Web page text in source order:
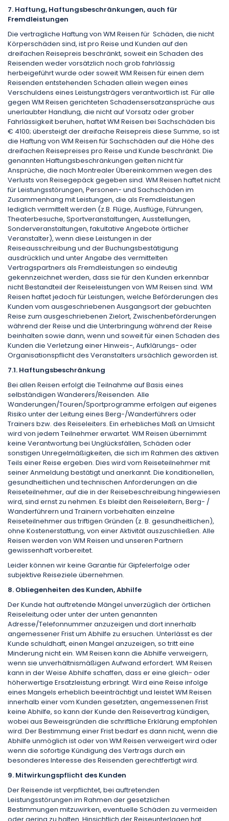
7. Haftung, Haftungsbeschränkungen, auch für
Fremdleistungen
Die vertragliche Haftung von WM Reisen für Schäden, die nicht
Körperschäden sind, ist pro Reise und Kunden auf den
dreifachen Reisepreis beschränkt, soweit ein Schaden des
Reisenden weder vorsätzlich noch grob fahrlässig
herbeigeführt wurde oder soweit WM Reisen für einen dem
Reisenden entstehenden Schaden allein wegen eines
Verschuldens eines Leistungsträgers verantwortlich ist. Für alle
gegen WM Reisen gerichteten Schadensersatzansprüche aus
unerlaubter Handlung, die nicht auf Vorsatz oder grober
Fahrlässigkeit beruhen, haftet WM Reisen bei Sachschäden bis
€ 4100; übersteigt der dreifache Reisepreis diese Summe, so ist
die Haftung von WM Reisen für Sachschäden auf die Höhe des
dreifachen Reisepreises pro Reise und Kunde beschränkt. Die
genannten Haftungsbeschränkungen gelten nicht für
Ansprüche, die nach Montrealer Übereinkommen wegen des
Verlusts von Reisegepäck gegeben sind. WM Reisen haftet nicht
für Leistungsstörungen, Personen- und Sachschäden im
Zusammenhang mit Leistungen, die als Fremdleistungen
lediglich vermittelt werden (z.B. Flüge, Ausflüge, Führungen,
Theaterbesuche, Sportveranstaltungen, Ausstellungen,
Sonderveranstaltungen, fakultative Angebote örtlicher
Veranstalter), wenn diese Leistungen in der
Reiseausschreibung und der Buchungsbestätigung
ausdrücklich und unter Angabe des vermittelten
Vertragspartners als Fremdleistungen so eindeutig
gekennzeichnet werden, dass sie für den Kunden erkennbar
nicht Bestandteil der Reiseleistungen von WM Reisen sind. WM
Reisen haftet jedoch für Leistungen, welche Beförderungen des
Kunden vom ausgeschriebenen Ausgangsort der gebuchten
Reise zum ausgeschriebenen Zielort, Zwischenbeförderungen
während der Reise und die Unterbringung während der Reise
beinhalten sowie dann, wenn und soweit für einen Schaden des
Kunden die Verletzung einer Hinweis-, Aufklärungs- oder
Organisationspflicht des Veranstalters ursächlich geworden ist.
7.1. Haftungsbeschränkung
Bei allen Reisen erfolgt die Teilnahme auf Basis eines
selbständigen Wanderers/Reisenden. Alle
Wanderungen/Touren/Sportprogramme erfolgen auf eigenes
Risiko unter der Leitung eines Berg-/Wanderführers oder
Trainers bzw. des Reiseleiters. Ein erhebliches Maß an Umsicht
wird von jedem Teilnehmer erwartet. WM Reisen übernimmt
keine Verantwortung bei Unglücksfällen, Schäden oder
sonstigen Unregelmäßigkeiten, die sich im Rahmen des aktiven
Teils einer Reise ergeben. Dies wird vom Reiseteilnehmer mit
seiner Anmeldung bestätigt und anerkannt. Die konditionellen,
gesundheitlichen und technischen Anforderungen an die
Reiseteilnehmer, auf die in der Reisebeschreibung hingewiesen
wird, sind ernst zu nehmen. Es bleibt den Reiseleitern, Berg- /
Wanderführern und Trainern vorbehalten einzelne
Reiseteilnehmer aus triftigen Gründen (z. B. gesundheitlichen),
ohne Kostenerstattung, von einer Aktivität auszuschließen. Alle
Reisen werden von WM Reisen und unseren Partnern
gewissenhaft vorbereitet.
Leider können wir keine Garantie für Gipfelerfolge oder
subjektive Reiseziele übernehmen.
8. Obliegenheiten des Kunden, Abhilfe
Der Kunde hat auftretende Mängel unverzüglich der örtlichen
Reiseleitung oder unter der unten genannten
Adresse/Telefonnummer anzuzeigen und dort innerhalb
angemessener Frist um Abhilfe zu ersuchen. Unterlässt es der
Kunde schuldhaft, einen Mangel anzuzeigen, so tritt eine
Minderung nicht ein. WM Reisen kann die Abhilfe verweigern,
wenn sie unverhältnismäßigen Aufwand erfordert. WM Reisen
kann in der Weise Abhilfe schaffen, dass er eine gleich- oder
höherwertige Ersatzleistung erbringt. Wird eine Reise infolge
eines Mangels erheblich beeinträchtigt und leistet WM Reisen
innerhalb einer vom Kunden gesetzten, angemessenen Frist
keine Abhilfe, so kann der Kunde den Reisevertrag kündigen,
wobei aus Beweisgründen die schriftliche Erklärung empfohlen
wird. Der Bestimmung einer Frist bedarf es dann nicht, wenn die
Abhilfe unmöglich ist oder von WM Reisen verweigert wird oder
wenn die sofortige Kündigung des Vertrags durch ein
besonderes Interesse des Reisenden gerechtfertigt wird.
9. Mitwirkungspflicht des Kunden
Der Reisende ist verpflichtet, bei auftretenden
Leistungsstörungen im Rahmen der gesetzlichen
Bestimmungen mitzuwirken, eventuelle Schäden zu vermeiden
oder gering zu halten. Hinsichtlich der Reiseunterlagen hat